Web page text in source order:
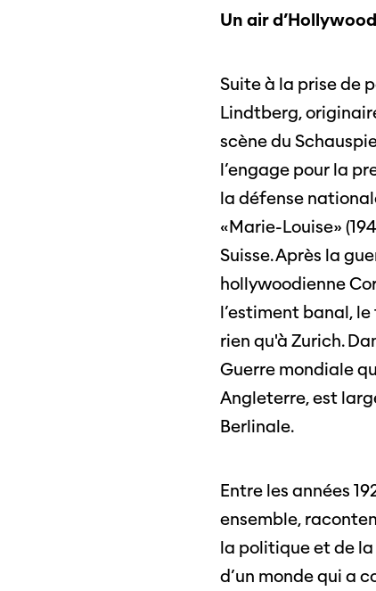
Un air d’Hollywood
Suite à la prise de
Lindtberg,
scène du
l’engage pour la
la défense
«Marie-Louise»
Suisse. Après la
hollywoodienne
l’estiment banal,
rien qu'à Zurich.
Guerre mondiale
Angleterre, est
Berlinale.
Entre les années
ensemble,
la politique et de
d’un monde qui a